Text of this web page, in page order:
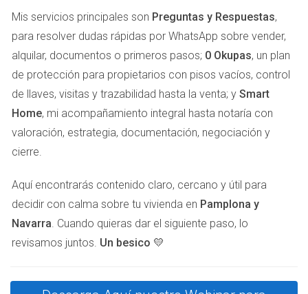
ejemplo, si vendes tu vivienda habitual y reinviertes el dinero
en otra propiedad, puedes estar exento de pagar
impuestos sobre la ganancia patrimonial hasta cierto límite.
Además, es recomendable consultar con un asesor fiscal
que pueda ofrecerte información específica sobre tu
situación personal. Cada caso es único y contar con
orientación profesional puede ayudarte a maximizar tus
beneficios fiscales y evitar sorpresas desagradables al
CHECKLIST DOCUMENTAL Y
TIMELINE
documentos que necesitarás recopilar. Aquí tienes un
Mis servicios principales son Preguntas y Respuestas,
para resolver dudas rápidas por WhatsApp sobre vender,
alquilar, documentos o primeros pasos; 0 Okupas, un plan
de protección para propietarios con pisos vacíos, control
de llaves, visitas y trazabilidad hasta la venta; y Smart
Home, mi acompañamiento integral hasta notaría con
valoración, estrategia, documentación, negociación y
cierre.
Aquí encontrarás contenido claro, cercano y útil para
decidir con calma sobre tu vivienda en Pamplona y
Navarra. Cuando quieras dar el siguiente paso, lo
revisamos juntos. Un besico 💛